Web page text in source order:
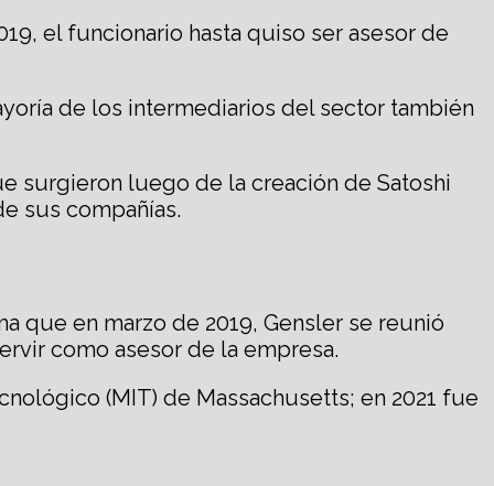
el funcionario hasta quiso ser asesor de
de los intermediarios del sector también
surgieron luego de la creación de Satoshi
sus compañías.
que en marzo de 2019, Gensler se reunió
como asesor de la empresa.
(MIT) de Massachusetts; en 2021 fue